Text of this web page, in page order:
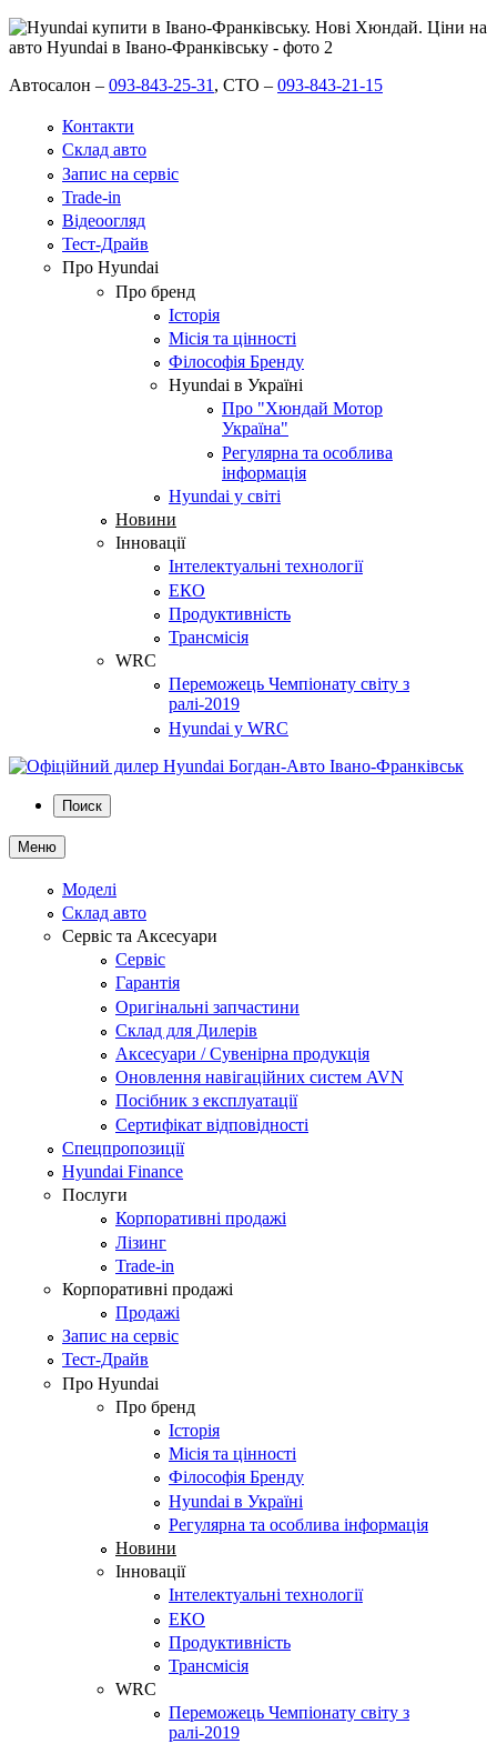
Автосалон – 093-843-25-31 , СТО – 093-843-21-15
Контакти
Склад авто
Запис на сервіс
Trade-in
Відеоогляд
Тест-Драйв
Про Hyundai
Про бренд
Історія
Місія та цінності
Філософія Бренду
Hyundai в Україні
Про "Хюндай Мотор
Україна"
Регулярна та особлива
інформація
Hyundai у світі
Новини
Інновації
Інтелектуальні технології
ЕКО
Продуктивність
Трансмісія
WRC
Переможець Чемпіонату світу з
ралі-2019
Hyundai у WRC
Поиск
Меню
Моделі
Склад авто
Сервіс та Аксесуари
Сервіс
Гарантія
Оригінальні запчастини
Склад для Дилерів
Аксесуари / Сувенірна продукція
Оновлення навігаційних систем AVN
Посібник з експлуатації
Сертифікат відповідності
Спецпропозиції
Hyundai Finance
Послуги
Корпоративні продажі
Лізинг
Trade-in
Корпоративні продажі
Продажі
Запис на сервіс
Тест-Драйв
Про Hyundai
Про бренд
Історія
Місія та цінності
Філософія Бренду
Hyundai в Україні
Регулярна та особлива інформація
Новини
Інновації
Інтелектуальні технології
ЕКО
Продуктивність
Трансмісія
WRC
Переможець Чемпіонату світу з
ралі-2019